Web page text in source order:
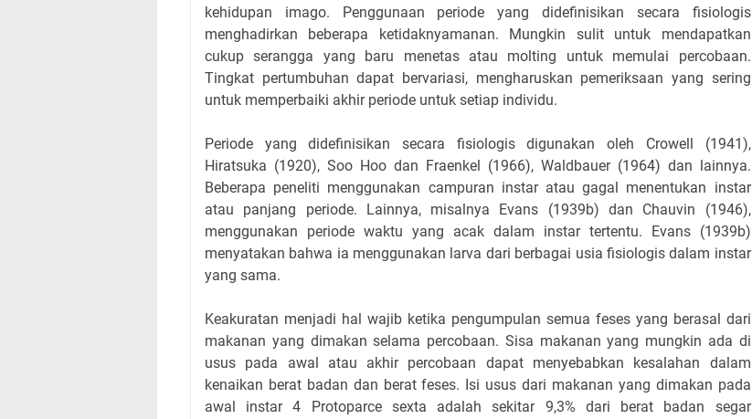
kehidupan imago. Penggunaan periode yang didefinisikan secara fisiologis
menghadirkan beberapa ketidaknyamanan. Mungkin sulit untuk mendapatkan
cukup serangga yang baru menetas atau molting untuk memulai percobaan.
Tingkat pertumbuhan dapat bervariasi, mengharuskan pemeriksaan yang sering
untuk memperbaiki akhir periode untuk setiap individu.
Periode yang didefinisikan secara fisiologis digunakan oleh Crowell (1941),
Hiratsuka (1920), Soo Hoo dan Fraenkel (1966), Waldbauer (1964) dan lainnya.
Beberapa peneliti menggunakan campuran instar atau gagal menentukan instar
atau panjang periode. Lainnya, misalnya Evans (1939b) dan Chauvin (1946),
menggunakan periode waktu yang acak dalam instar tertentu. Evans (1939b)
menyatakan bahwa ia menggunakan larva dari berbagai usia fisiologis dalam instar
yang sama.
Keakuratan menjadi hal wajib ketika pengumpulan semua feses yang berasal dari
makanan yang dimakan selama percobaan. Sisa makanan yang mungkin ada di
usus pada awal atau akhir percobaan dapat menyebabkan kesalahan dalam
kenaikan berat badan dan berat feses. Isi usus dari makanan yang dimakan pada
awal instar 4 Protoparce sexta adalah sekitar 9,3% dari berat badan segar